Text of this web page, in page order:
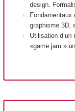
design.
graphisme 3D,
Utilisation
«game jam »